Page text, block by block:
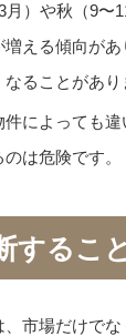
）や秋（9〜
増える傾向が
ることがあり
によっても
は危険です。
するこ
市場だけで